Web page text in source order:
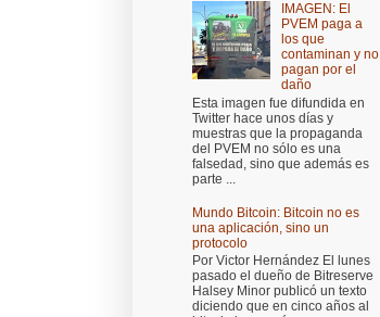
IMAGEN: El
PVEM paga a
los que
contaminan y no
pagan por el
daño
Esta imagen fue difundida en
Twitter hace unos días y
muestras que la propaganda
del PVEM no sólo es una
falsedad, sino que además es
parte ...
Mundo Bitcoin: Bitcoin no es
una aplicación, sino un
protocolo
Por Victor Hernández El lunes
pasado el dueño de Bitreserve
Halsey Minor publicó un texto
diciendo que en cinco años al